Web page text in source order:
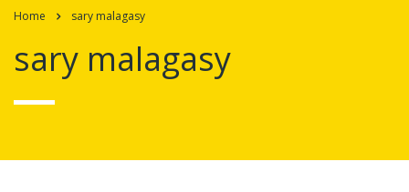
Home sary malagasy
sary malagasy